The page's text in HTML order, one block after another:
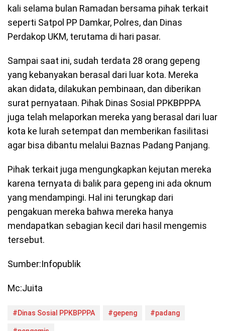
kali selama bulan Ramadan bersama pihak terkait
seperti Satpol PP Damkar, Polres, dan Dinas
Perdakop UKM, terutama di hari pasar.
Sampai saat ini, sudah terdata 28 orang gepeng
yang kebanyakan berasal dari luar kota. Mereka
akan didata, dilakukan pembinaan, dan diberikan
surat pernyataan. Pihak Dinas Sosial PPKBPPPA
juga telah melaporkan mereka yang berasal dari luar
kota ke lurah setempat dan memberikan fasilitasi
agar bisa dibantu melalui Baznas Padang Panjang.
Pihak terkait juga mengungkapkan kejutan mereka
karena ternyata di balik para gepeng ini ada oknum
yang mendampingi. Hal ini terungkap dari
pengakuan mereka bahwa mereka hanya
mendapatkan sebagian kecil dari hasil mengemis
tersebut.
Sumber:Infopublik
Mc:Juita
#Dinas Sosial PPKBPPPA #gepeng #padang